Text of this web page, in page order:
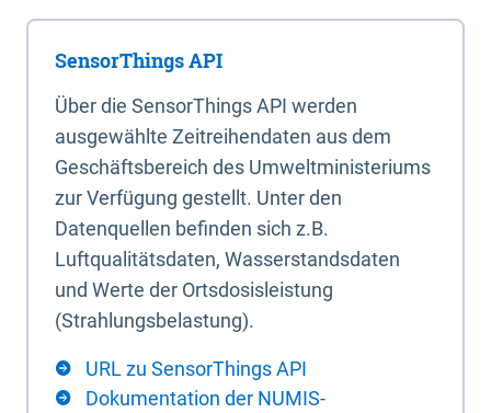
SensorThings API
Über die SensorThings API werden
ausgewählte Zeitreihendaten aus dem
Geschäftsbereich des Umweltministeriums
zur Verfügung gestellt. Unter den
Datenquellen befinden sich z.B.
Luftqualitätsdaten, Wasserstandsdaten
und Werte der Ortsdosisleistung
(Strahlungsbelastung).
URL zu SensorThings API
Dokumentation der NUMIS-